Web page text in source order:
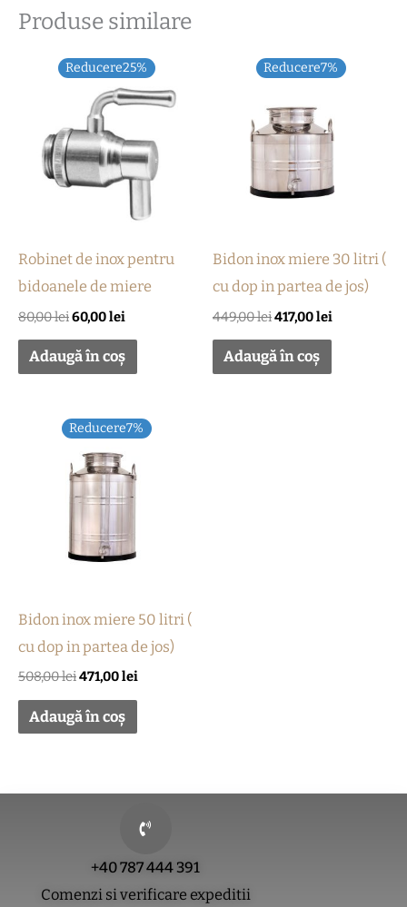
Produse similare
Reducere25%
Robinet de inox pentru
bidoanele de miere
80,00lei
Prețul
inițial
fost:
80,00 lei.
60,00lei
Prețul
curent
este:
Adaugă în coș
Reducere7%
Bidon inox miere 30 litri (
cu dop in partea de jos)
449,00lei
Prețul
inițial
fost:
449,00 lei.
417,00lei
Prețul
curent
417,00 lei.
Adaugă în coș
Reducere7%
Bidon inox miere 50 litri (
cu dop in partea de jos)
508,00lei
Prețul
inițial
a
fost:
508,00 lei.
471,00lei
Prețul
curent
Adaugă în coș
+40 787 444 391
Comenzi si verificare expeditii